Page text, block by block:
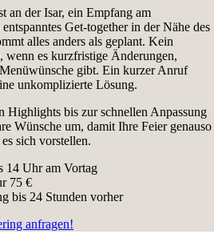
an der Isar, ein Empfang am
Get-together in der Nähe des
alles anders als geplant. Kein
wenn es kurzfristige Änderungen,
gibt. Ein kurzer Anruf
unkomplizierte Lösung.
Highlights bis zur schnellen Anpassung
Wünsche um, damit Ihre Feier genauso
sich vorstellen.
14 Uhr am Vortag
75 €
bis 24 Stunden vorher
anfragen!